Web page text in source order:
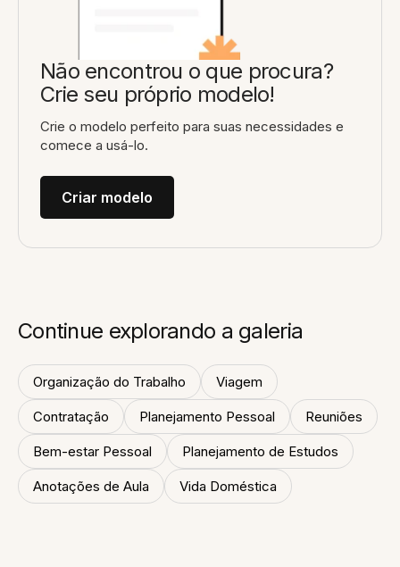
Não encontrou o que procura?
Crie seu próprio modelo!
Crie o modelo perfeito para suas necessidades e
comece a usá-lo.
Criar modelo
Continue explorando a galeria
Organização do Trabalho Viagem
Contratação Planejamento Pessoal Reuniões
Bem-estar Pessoal Planejamento de Estudos
Anotações de Aula Vida Doméstica